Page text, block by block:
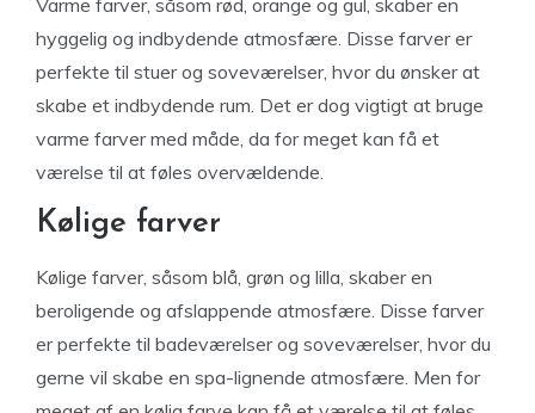
Varme farver, såsom rød, orange og gul, skaber en
hyggelig og indbydende atmosfære. Disse farver er
perfekte til stuer og soveværelser, hvor du ønsker at
skabe et indbydende rum. Det er dog vigtigt at bruge
varme farver med måde, da for meget kan få et
værelse til at føles overvældende.
Kølige farver
Kølige farver, såsom blå, grøn og lilla, skaber en
beroligende og afslappende atmosfære. Disse farver
er perfekte til badeværelser og soveværelser, hvor du
gerne vil skabe en spa-lignende atmosfære. Men for